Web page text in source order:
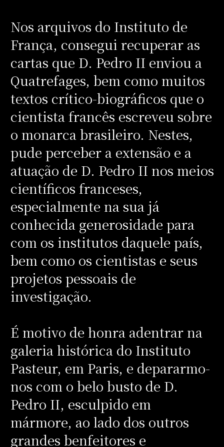
Nos arquivos do Instituto de
França, consegui recuperar as
cartas que D. Pedro II enviou a
Quatrefages, bem como muitos
textos crítico-biográficos que o
cientista francês escreveu sobre
o monarca brasileiro. Nestes,
pude perceber a extensão e a
atuação de D. Pedro II nos meios
científicos franceses,
especialmente na sua já
conhecida generosidade para
com os institutos daquele país,
bem como os cientistas e seus
projetos pessoais de
investigação.
É motivo de honra adentrar na
galeria histórica do Instituto
Pasteur, em Paris, e depararmo-
nos com o belo busto de D.
Pedro II, esculpido em
mármore, ao lado dos outros
grandes benfeitores e